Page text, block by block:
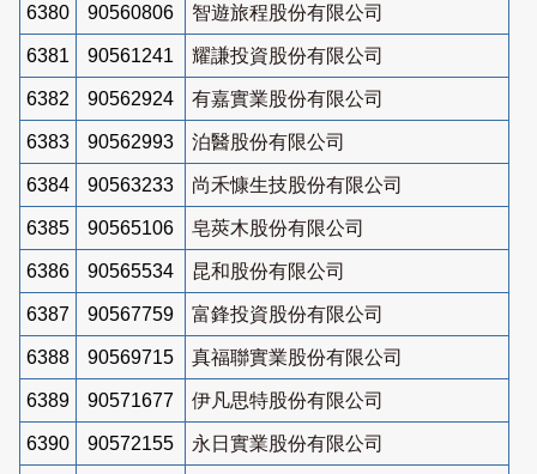
6380 90560806 智遊旅程股份有限公司
6381 90561241 耀謙投資股份有限公司
6382 90562924 有嘉實業股份有限公司
6383 90562993 泊醫股份有限公司
6384 90563233 尚禾慷生技股份有限公司
6385 90565106 皂莢木股份有限公司
6386 90565534 昆和股份有限公司
6387 90567759 富鋒投資股份有限公司
6388 90569715 真福聯實業股份有限公司
6389 90571677 伊凡思特股份有限公司
6390 90572155 永日實業股份有限公司